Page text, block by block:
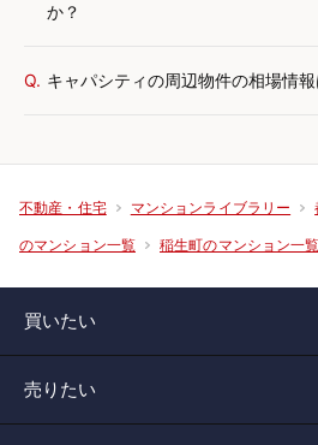
か？
Q. キャパシティの周辺物件の相場情
不動産・住宅 マンションライブラリー
のマンション一覧 稲生町のマンション一覧
買いたい
売りたい